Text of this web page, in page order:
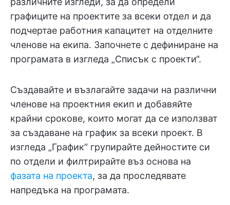
графиците на проектите за всеки отдел и да
подчертае работния капацитет на отделните
членове на екипа. Започнете с дефиниране на
програмата в изгледа „Списък с проекти“.
Създавайте и възлагайте задачи на различни
членове на проектния екип и добавяйте
крайни срокове, които могат да се използват
за създаване на график за всеки проект. В
изгледа „График“ групирайте дейностите си
по отдели и филтрирайте въз основа на
фазата на проекта, за да проследявате
напредъка на програмата.